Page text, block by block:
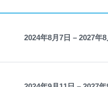
2024年8月7日 – 2027年8